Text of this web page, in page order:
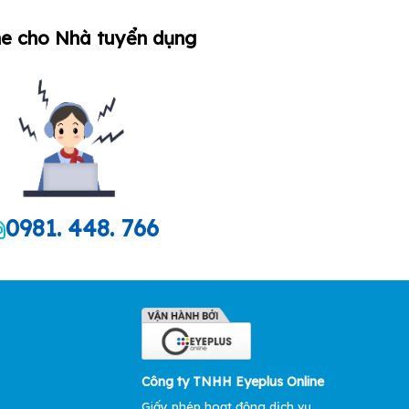
cho Nhà tuyển dụng
0981. 448. 766
Công ty TNHH Eyeplus Online